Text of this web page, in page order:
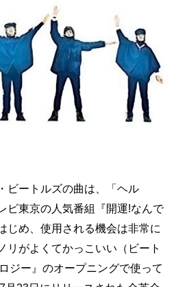
ビートルズの曲は、「ヘル
ビ東京の人気番組『開運!なんで
じめ、使用される機会は非常に
リがよくてかっこいい（ビート
ジー』のオープニングで使って